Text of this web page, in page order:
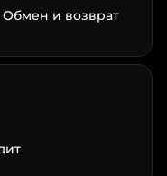
Обмен и возврат